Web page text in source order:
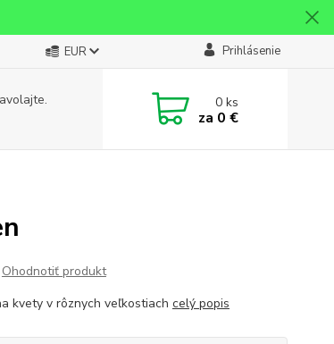
EUR Prihlásenie
0ks
za 0 €
Ohodnotiť produkt
kvety v rôznych veľkostiach celý popis